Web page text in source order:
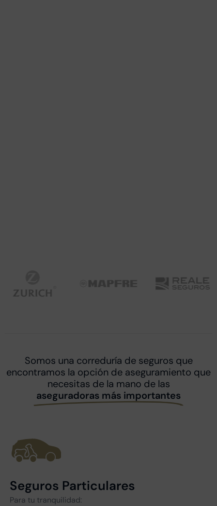
Somos una correduría de seguros que
encontramos la opción de aseguramiento que
necesitas de la mano de las
aseguradoras más importantes
Seguros Particulares
Para tu tranquilidad: